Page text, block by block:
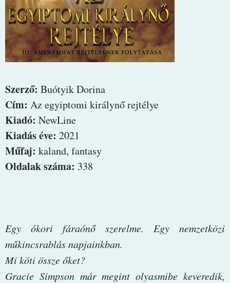
Szerző: Buótyik Dorina
Cím: Az egyiptomi királynő rejtélye
Kiadó: NewLine
Kiadás éve: 2021
Műfaj: kaland, fantasy
Oldalak száma: 338
Egy ​ókori fáraónő szerelme. Egy nemzetközi
műkincsrablás napjainkban.
Mi köti össze őket?
Gracie Simpson már megint olyasmibe keveredik,